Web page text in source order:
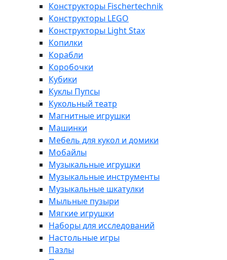
Конструкторы Fisсhertechnik
Конструкторы LEGO
Конструкторы Light Stax
Копилки
Корабли
Коробочки
Кубики
Куклы Пупсы
Кукольный театр
Магнитные игрушки
Машинки
Мебель для кукол и домики
Мобайлы
Музыкальные игрушки
Музыкальные инструменты
Музыкальные шкатулки
Мыльные пузыри
Мягкие игрушки
Наборы для исследований
Настольные игры
Пазлы